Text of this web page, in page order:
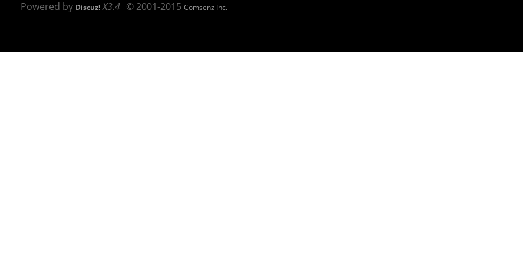
Powered by Discuz! X3.4 © 2001-2015Comsenz Inc.